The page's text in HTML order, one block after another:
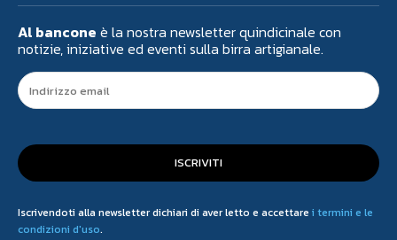
Al bancone è la nostra newsletter quindicinale con
notizie, iniziative ed eventi sulla birra artigianale.
ISCRIVITI
Iscrivendoti alla newsletter dichiari di aver letto e accettare i termini e le
condizioni d'uso.